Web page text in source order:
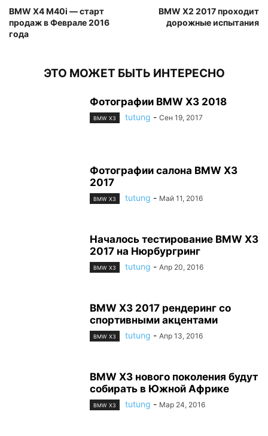
BMW X4 M40i — старт
продаж в Феврале 2016
года
BMW X2 2017 проходит
дорожные испытания
ЭТО МОЖЕТ БЫТЬ ИНТЕРЕСНО
Фотографии BMW X3 2018
BMW X3 tutung - Сен 19, 2017
Фотографии салона BMW X3
2017
BMW X3 tutung - Май 11, 2016
Началось тестирование BMW X3
2017 на Нюрбургринг
BMW X3 tutung - Апр 20, 2016
BMW X3 2017 рендеринг со
спортивными акцентами
BMW X3 tutung - Апр 13, 2016
BMW X3 нового поколения будут
собирать в Южной Африке
BMW X3 tutung - Мар 24, 2016